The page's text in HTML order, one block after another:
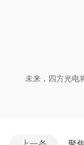
未来，四方光电